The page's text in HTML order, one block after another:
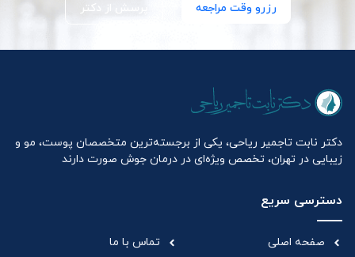
رزرو وقت مراجعه پرسش از دکتر
دکتر نابت تاجمیر ریاحی، یکی از برجسته‌ترین متخصصان پوست، مو و
زیبایی در تهران، تخصص ویژه‌ای در درمان جوش صورت دارند
دسترسی سریع
صفحه اصلی تماس با ما